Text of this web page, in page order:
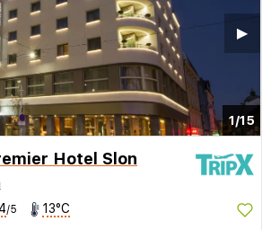
1/15
▶︎
Hotel Slon
/5 13°C